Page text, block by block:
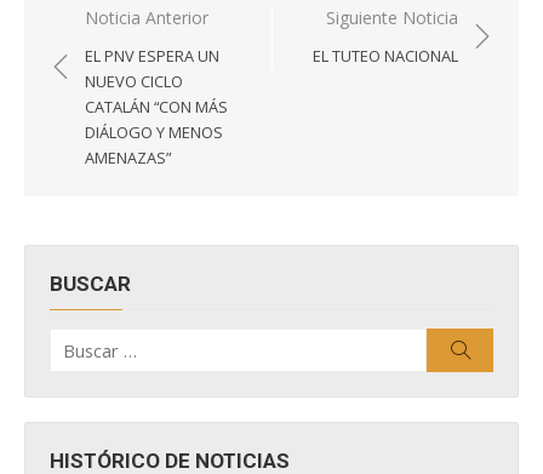
Navegación
de
entradas
Noticia Anterior
EL PNV ESPERA UN
NUEVO CICLO
CATALÁN “CON MÁS
DIÁLOGO Y MENOS
AMENAZAS”
Siguiente Noticia
EL TUTEO NACIONAL
BUSCAR
por:
HISTÓRICO DE NOTICIAS